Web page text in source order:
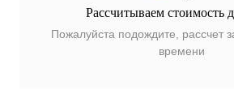
Рассчитываем стоимость
Пожалуйста подождите, рассчет
времени